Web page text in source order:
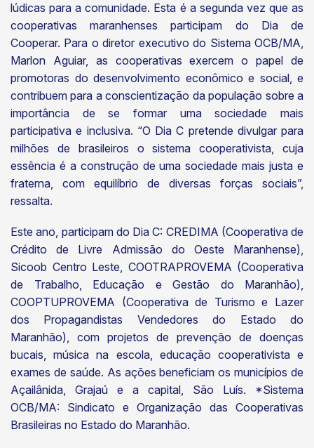
lúdicas para a comunidade. Esta é a segunda vez que as
cooperativas maranhenses participam do Dia de
Cooperar. Para o diretor executivo do Sistema OCB/MA,
Marlon Aguiar, as cooperativas exercem o papel de
promotoras do desenvolvimento econômico e social, e
contribuem para a conscientização da população sobre a
importância de se formar uma sociedade mais
participativa e inclusiva. “O Dia C pretende divulgar para
milhões de brasileiros o sistema cooperativista, cuja
essência é a construção de uma sociedade mais justa e
fraterna, com equilíbrio de diversas forças sociais”,
ressalta.
Este ano, participam do Dia C: CREDIMA (Cooperativa de
Crédito de Livre Admissão do Oeste Maranhense),
Sicoob Centro Leste, COOTRAPROVEMA (Cooperativa
de Trabalho, Educação e Gestão do Maranhão),
COOPTUPROVEMA (Cooperativa de Turismo e Lazer
dos Propagandistas Vendedores do Estado do
Maranhão), com projetos de prevenção de doenças
bucais, música na escola, educação cooperativista e
exames de saúde. As ações beneficiam os municípios de
Açailânida, Grajaú e a capital, São Luís. *Sistema
OCB/MA: Sindicato e Organização das Cooperativas
Brasileiras no Estado do Maranhão.